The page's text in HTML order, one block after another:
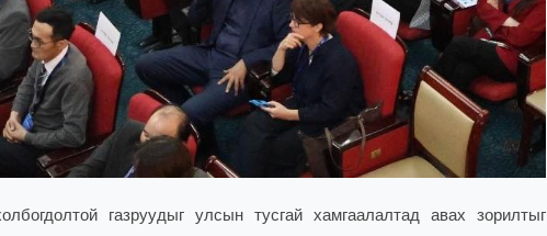
газруудыг улсын тусгай хамгаалалтад авах зорилтыг